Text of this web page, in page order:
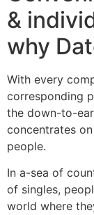
&
why
With every
corresponding
the down-to-
concentrates
people.
In a-sea of
of singles,
world where